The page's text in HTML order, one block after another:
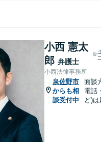
小西 憲太
郎 弁護士
小西法律事務所
泉佐野市
からも相
談受付中
面談
電話
ど)